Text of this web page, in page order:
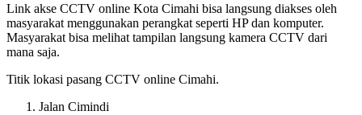
Link akse CCTV online Kota Cimahi bisa langsung diakses oleh
masyarakat menggunakan perangkat seperti HP dan komputer.
Masyarakat bisa melihat tampilan langsung kamera CCTV dari
mana saja.
Titik lokasi pasang CCTV online Cimahi.
Jalan Cimindi